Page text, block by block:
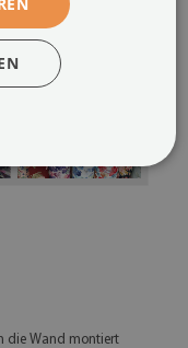
die Wand montiert